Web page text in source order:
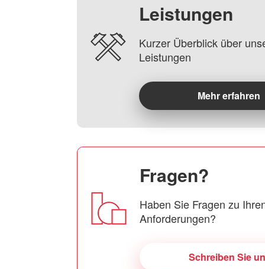
Leistungen
Kurzer Überblick über
Leistungen
Mehr erfahren
Fragen?
Haben Sie Fragen zu
Anforderungen?
Schreiben Sie